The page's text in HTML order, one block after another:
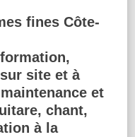
fines Côte-
site et à
et
chant,
à la